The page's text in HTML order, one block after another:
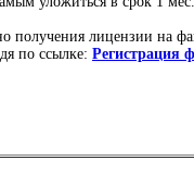
получения лицензии на
по ссылке: Регистрация